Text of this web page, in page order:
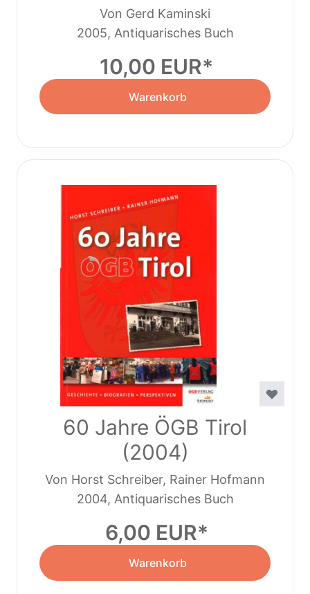
Von Gerd Kaminski
2005, Antiquarisches Buch
10,00 EUR
Warenkorb
60 Jahre ÖGB Tirol
(2004)
Von Horst Schreiber, Rainer Hofmann
2004, Antiquarisches Buch
6,00 EUR
Warenkorb